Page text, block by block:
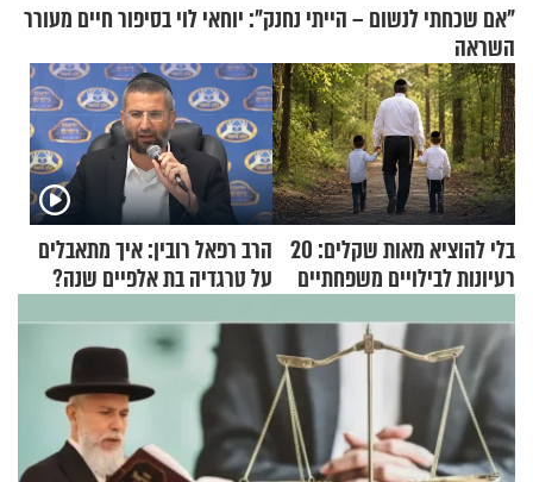
"אם שכחתי לנשום – הייתי נחנק": יוחאי לוי בסיפור חיים מעורר
השראה
בלי להוציא מאות שקלים: 20
רעיונות לבילויים משפחתיים
הרב רפאל רובין: איך מתאבלים
על טרגדיה בת אלפיים שנה?